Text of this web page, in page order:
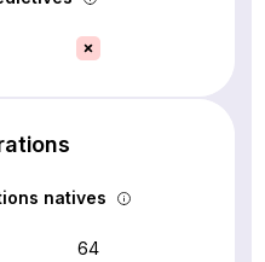
natives
64